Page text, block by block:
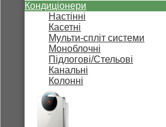
Кондиціонери
Настінні
Касетні
Мульти-спліт системи
Моноблочні
Підлогові/Стельові
Канальні
Колонні